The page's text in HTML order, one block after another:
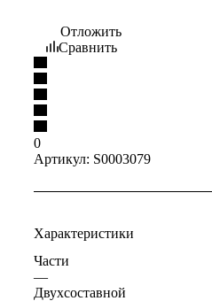
Отложить
Сравнить
0
Артикул: S0003079
Характеристики
Части
—
Двухсоставной